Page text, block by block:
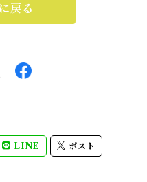
戻る
LINE ポスト